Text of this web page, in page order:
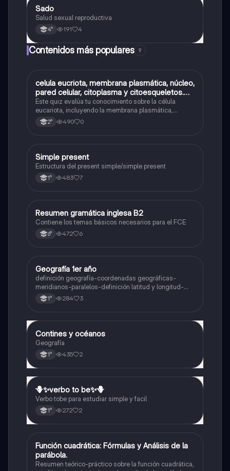
Biología
Sado
Salud sexual reproductiva
4° 191 4
Contenidos más populares 9
CBiología
celula eucriota, membrana plasmática, núcleo,
pared celular, citoplasma y citoesqueletos.
nombre se las partes de la celula eucariota
Este quiz evalúa tu conocimiento sobre la célula
eucariota, incluyendo la membrana plasmática,
núcleo, pared celular, citoplasma y citoesqueleto.
2° 490 0
Inglés
Simple present
Estructura del present simple/simple present
1° 483 7
Inglés
Resumen gramática inglesa B2
Contiene los temas básicos necesarios para el FCE
6° 472 6
Geografía
Geografía 1er año
definición geografía-coordenadas geográficas-
meridianos-paralelos-definición latitud y longitud-
elementos del mapa-definición mapa-localización
relativa y absoluta
1° 284 3
Geografía
Contines y océanos
Geografía
1° 435 2
Inglés
🪻✨️verbo to be✨️🪻
Verbo tobe para estudiar simple y facil
1° 272 2
Matemáticas
Función cuadrática: Fórmulas y Análisis de la
parábola.
Resumen teórico-práctico sobre la función cuadrática,